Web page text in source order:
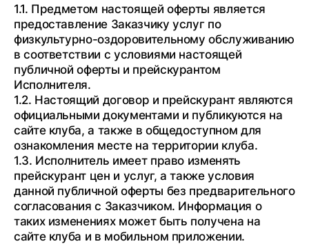
1.1. Предметом настоящей оферты является
предоставление Заказчику услуг по
физкультурно-оздоровительному обслуживанию
в соответствии с условиями настоящей
публичной оферты и прейскурантом
Исполнителя.
1.2. Настоящий договор и прейскурант являются
официальными документами и публикуются на
сайте клуба, а также в общедоступном для
ознакомления месте на территории клуба.
1.3. Исполнитель имеет право изменять
прейскурант цен и услуг, а также условия
данной публичной оферты без предварительного
согласования с Заказчиком. Информация о
таких изменениях может быть получена на
сайте клуба и в мобильном приложении.